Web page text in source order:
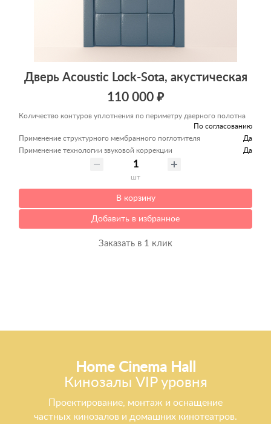
Дверь Acoustic Lock-Sota, акустическая
110 000 ₽
Количество контуров уплотнения по периметру дверного полотна
По согласованию
Применение структурного мембранного поглотителя
Да
Применение технологии звуковой коррекции
Да
шт
В корзину
Добавить в избранное
Заказать в 1 клик
Home Cinema Hall
Кинозалы VIP уровня
Проектирование, монтаж и оснащение
частных кинозалов и домашних кинотеатров.